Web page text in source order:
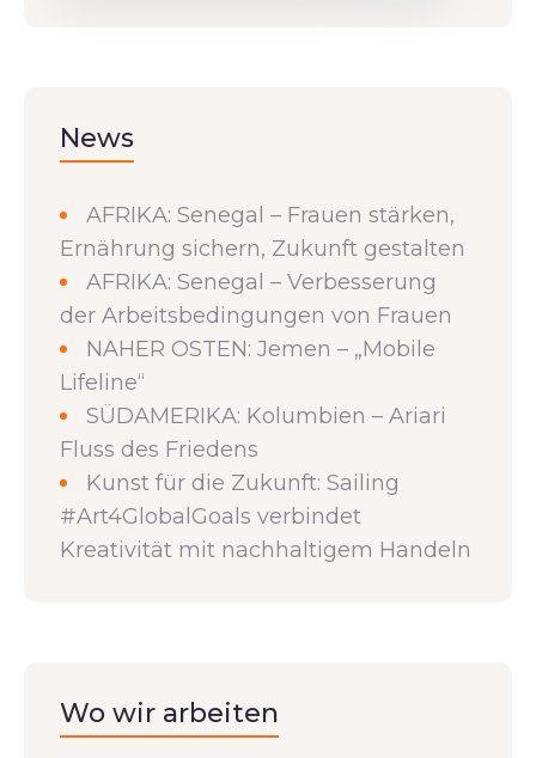
News
AFRIKA: Senegal – Frauen stärken,
Ernährung sichern, Zukunft gestalten
AFRIKA: Senegal – Verbesserung
der Arbeitsbedingungen von Frauen
NAHER OSTEN: Jemen – „Mobile
Lifeline“
SÜDAMERIKA: Kolumbien – Ariari
Fluss des Friedens
Kunst für die Zukunft: Sailing
#Art4GlobalGoals verbindet
Kreativität mit nachhaltigem Handeln
Wo wir arbeiten